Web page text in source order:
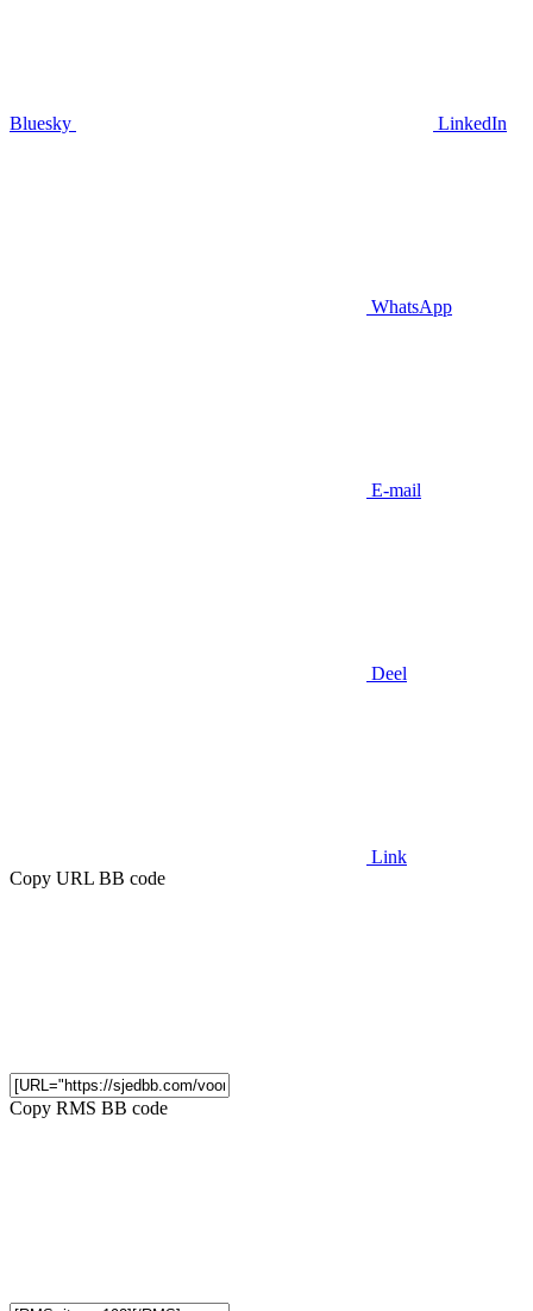
Bluesky LinkedIn
WhatsApp
E-mail
Deel
Link
Copy URL BB code
Copy RMS BB code